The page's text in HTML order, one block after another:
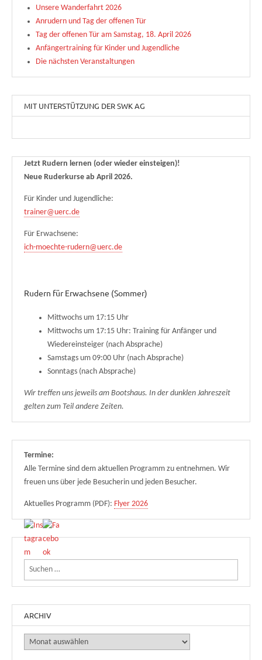
Unsere Wanderfahrt 2026
Anrudern und Tag der offenen Tür
Tag der offenen Tür am Samstag, 18. April 2026
Anfängertraining für Kinder und Jugendliche
Die nächsten Veranstaltungen
MIT UNTERSTÜTZUNG DER SWK AG
Jetzt Rudern lernen (oder wieder einsteigen)!
Neue Ruderkurse ab April 2026.
Für Kinder und Jugendliche:
trainer@uerc.de
Für Erwachsene:
ich-moechte-rudern@uerc.de
Rudern für Erwachsene (Sommer)
Mittwochs um 17:15 Uhr
Mittwochs um 17:15 Uhr: Training für Anfänger und
Wiedereinsteiger (nach Absprache)
Samstags um 09:00 Uhr (nach Absprache)
Sonntags (nach Absprache)
Wir treffen uns jeweils am Bootshaus. In der dunklen Jahreszeit
gelten zum Teil andere Zeiten.
Termine:
Alle Termine sind dem aktuellen Programm zu entnehmen. Wir
freuen uns über jede Besucherin und jeden Besucher.
Aktuelles Programm (PDF): Flyer 2026
Suchen nach:
ARCHIV
Archiv